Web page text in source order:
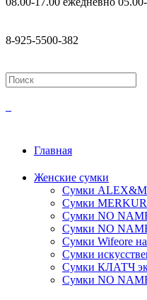
8-925-5500-382
Главная
Женские сумки
Сумки
Сумки
Сумки NO
Сумки NO
Сумки Wifeore
Сумки
Сумки КЛАТЧ
Сумки NO